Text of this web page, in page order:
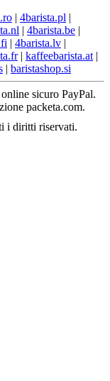
| 4barista.pl |
| 4barista.be |
| 4barista.lv |
| kaffeebarista.at |
| baristashop.si
i diritti riservati.